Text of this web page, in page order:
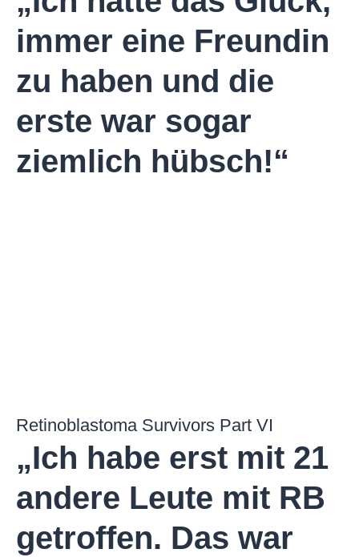
immer eine Freundin
zu haben und die
erste war sogar
ziemlich hübsch!“
Retinoblastoma Survivors Part VI
„Ich habe erst mit 21
andere Leute mit RB
getroffen. Das war